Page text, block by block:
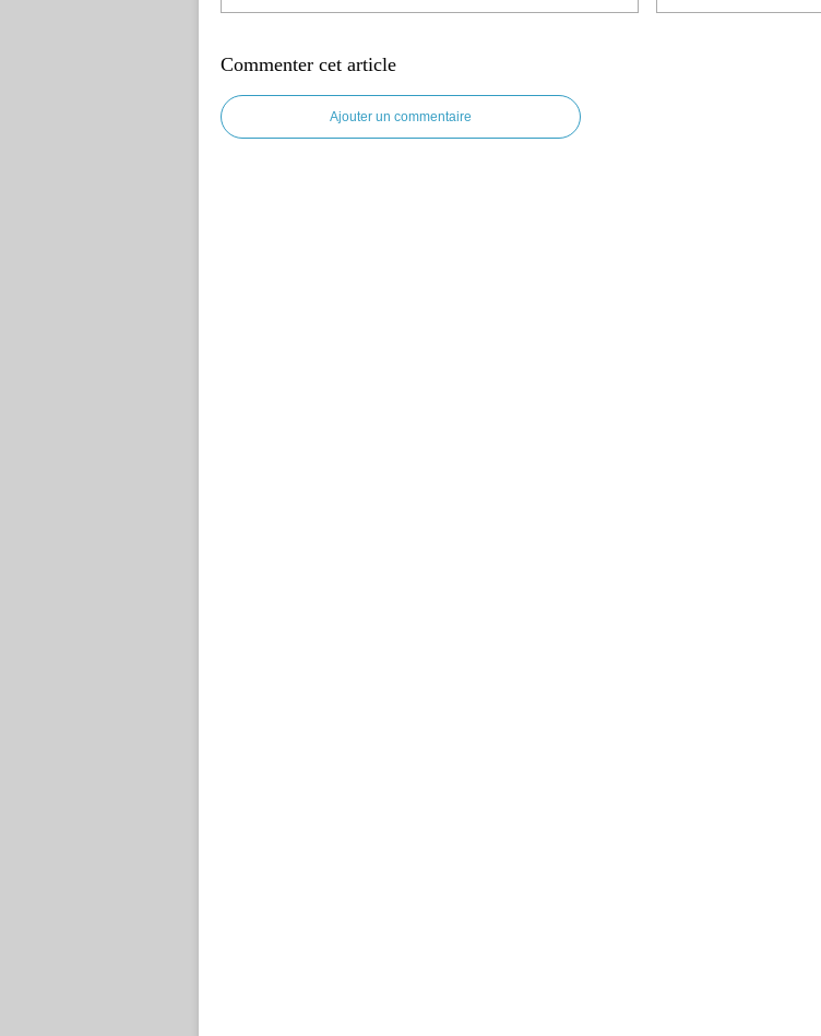
Commenter cet article
Ajouter un commentaire